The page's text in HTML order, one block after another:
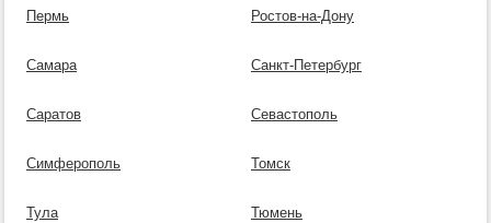
Пермь Ростов-на-Дону
Самара Санкт-Петербург
Саратов Севастополь
Симферополь Томск
Тула Тюмень